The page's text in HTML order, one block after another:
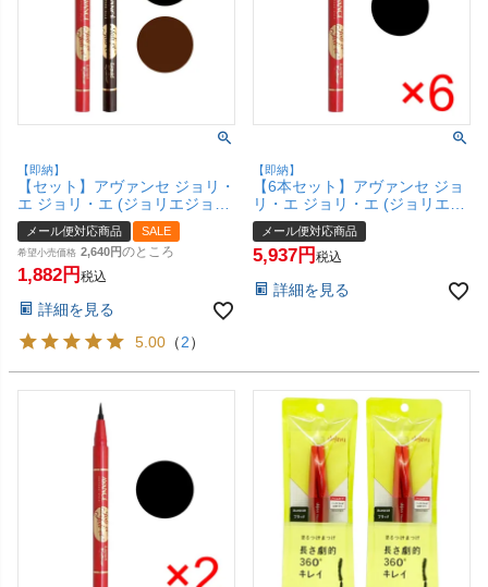
【即納】
【セット】アヴァンセ ジョリ・
エ ジョリ・エ (ジョリエジョリ
エ) リキッドアイライナー ブラ
ック+ブラウン（各1本ずつ）
【AVANCE】【メール便対応商
品】【SBT】(6002774-set1)
メール便対応商品 SALE
希望小売価格 2,640 のところ
1,882 税込
詳細を見る
5.00 （2）
【即納】
【6本セット】アヴァンセ ジョ
リ・エ ジョリ・エ (ジョリエジ
ョリエ) リキッドアイライナー
ブラック【AVANCE】【メール
便対応商品】【SBT】
メール便対応商品
5,937 税込
詳細を見る